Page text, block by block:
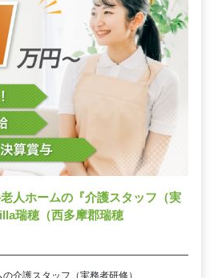
老人ホームの『介護スタッフ（実
瑞穂（西多摩郡瑞穂
介護スタッフ（実務者研修）